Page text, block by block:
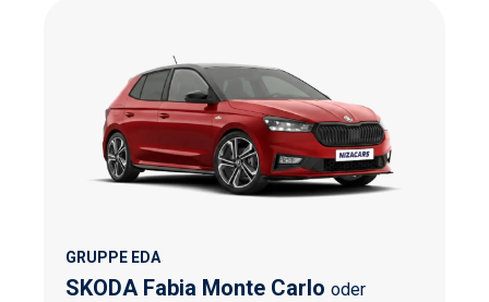
GRUPPE EDA
SKODA Fabia Monte Carlo oder